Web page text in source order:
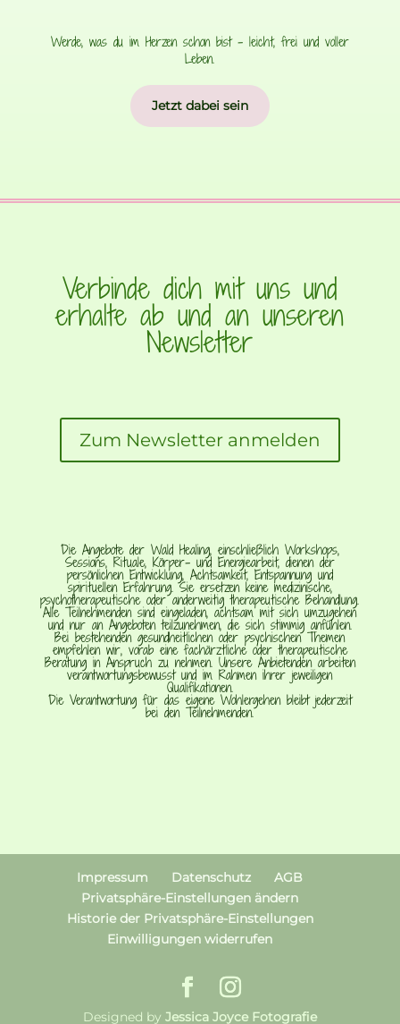
Werde, was du im Herzen schon bist – leicht, frei und voller
Leben.
Jetzt dabei sein
Verbinde dich mit uns und
erhalte ab und an unseren
Newsletter
Zum Newsletter anmelden
Die Angebote der Wald Healing, einschließlich Workshops,
Sessions, Rituale, Körper- und Energiearbeit, dienen der
persönlichen Entwicklung, Achtsamkeit, Entspannung und
spirituellen Erfahrung. Sie ersetzen keine medizinische,
psychotherapeutische oder anderweitig therapeutische Behandlung.
Alle Teilnehmenden sind eingeladen, achtsam mit sich umzugehen
und nur an Angeboten teilzunehmen, die sich stimmig anfühlen.
Bei bestehenden gesundheitlichen oder psychischen Themen
empfehlen wir, vorab eine fachärztliche oder therapeutische
Beratung in Anspruch zu nehmen. Unsere Anbietenden arbeiten
verantwortungsbewusst und im Rahmen ihrer jeweiligen
Qualifikationen.
Die Verantwortung für das eigene Wohlergehen bleibt jederzeit
bei den Teilnehmenden.
Impressum Datenschutz
AGB
Privatsphäre-Einstellungen ändern
Historie der Privatsphäre-Einstellungen
Einwilligungen widerrufen
Designed by Jessica Joyce Fotografie